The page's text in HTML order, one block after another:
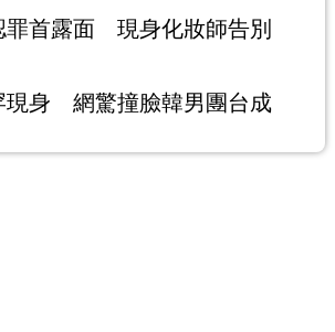
罪首露面 現身化妝師告別
現身 網驚撞臉韓男團台成